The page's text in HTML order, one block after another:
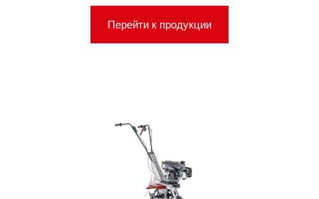
Перейти к продукции